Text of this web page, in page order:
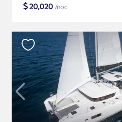
$20,020 /noc